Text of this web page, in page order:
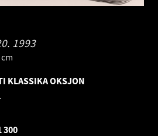
1993
KLASSIKA OKSJON
300